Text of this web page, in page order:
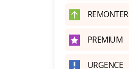
REMONTER
PREMIUM
URGENCE